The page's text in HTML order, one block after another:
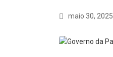
maio 30, 2025